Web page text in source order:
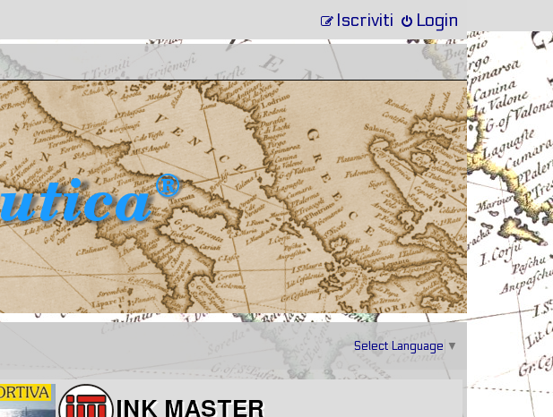
Login
Iscriviti
Select Language ▼